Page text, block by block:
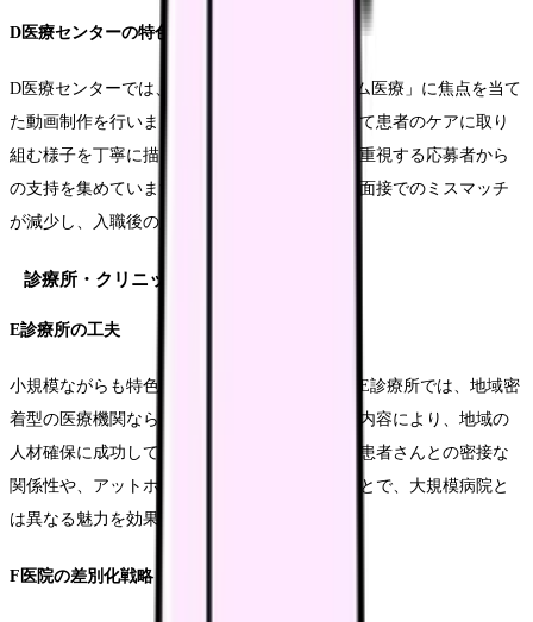
D医療センターの特色化戦略
D医療センターでは、病院の強みである「チーム医療」に焦点を当て
た動画制作を行いました。様々な職種が協力して患者のケアに取り
組む様子を丁寧に描くことで、チームワークを重視する応募者から
の支持を集めています。この取り組みにより、面接でのミスマッチ
が減少し、入職後の定着率も向上しています。
診療所・クリニックの事例
E診療所の工夫
小規模ながらも特色のある採用動画を制作したE診療所では、地域密
着型の医療機関ならではの魅力を前面に出した内容により、地域の
人材確保に成功しています。特に、スタッフと患者さんとの密接な
関係性や、アットホームな職場環境を伝えることで、大規模病院と
は異なる魅力を効果的にアピールしています。
F医院の差別化戦略